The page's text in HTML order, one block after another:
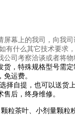
幕上的我司，向我
有什么其它技术要求
司考察洽谈或者将物
，特殊规格型号需定
运费。
择自提，也可以送货上
后，终身维修。
粒茶叶、小剂量颗粒